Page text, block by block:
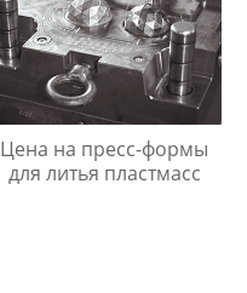
Цена на пресс-формы
для литья пластмасс